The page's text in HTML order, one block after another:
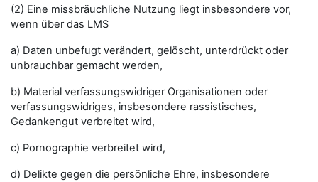
(2) Eine missbräuchliche Nutzung liegt insbesondere vor,
wenn über das LMS
a) Daten unbefugt verändert, gelöscht, unterdrückt oder
unbrauchbar gemacht werden,
b) Material verfassungswidriger Organisationen oder
verfassungswidriges, insbesondere rassistisches,
Gedankengut verbreitet wird,
c) Pornographie verbreitet wird,
d) Delikte gegen die persönliche Ehre, insbesondere